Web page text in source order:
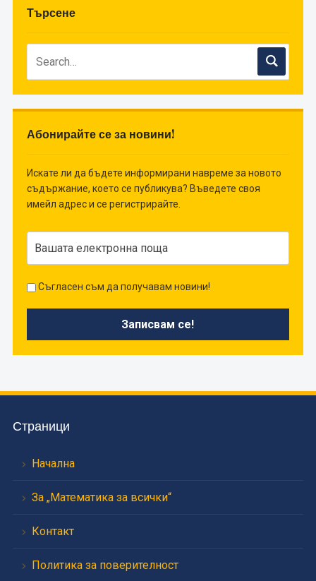
Търсене
Абонирайте се за новини!
Искате ли да бъдете информирани навреме за новото
съдържание, което се публикува? Въведете своя
имейл адрес и се регистрирайте.
Съгласен съм да получавам новини!
Страници
Начална
За „Математика за всички“
Контакт
Политика за поверителност